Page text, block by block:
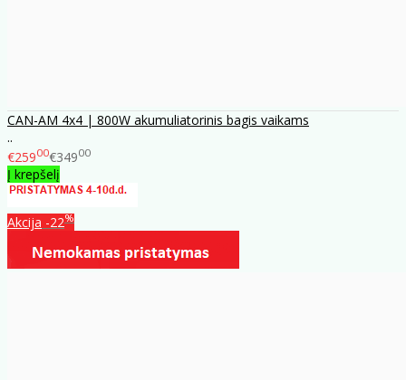
CAN-AM 4x4 | 800W akumuliatorinis bagis vaikams
..
€25900€34900
Į krepšelį
Akcija -22%